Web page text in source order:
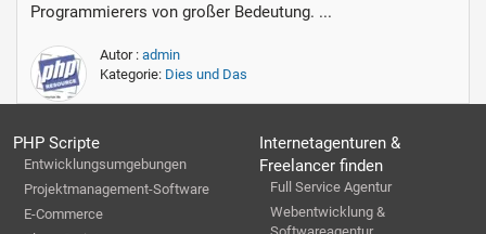
Programmierers von großer Bedeutung. ...
Autor : admin
Kategorie: Dies und Das
PHP Scripte
Entwicklungsumgebungen
Projektmanagement-Software
E-Commerce
Internetagenturen &
Freelancer finden
Full Service Agentur
Webentwicklung &